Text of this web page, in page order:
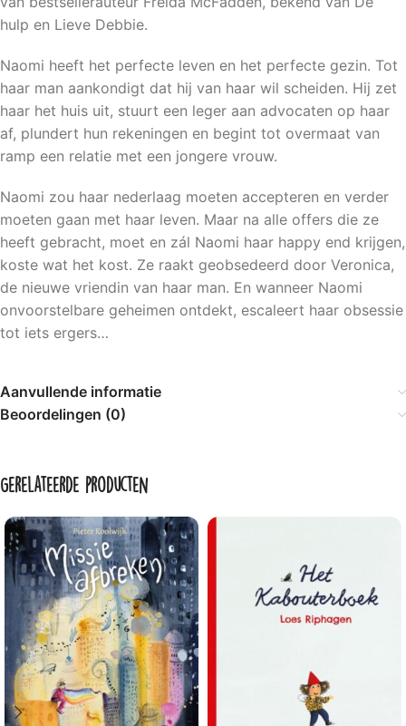
hulp en Lieve Debbie.
Naomi heeft het perfecte leven en het perfecte gezin. Tot
haar man aankondigt dat hij van haar wil scheiden. Hij zet
haar het huis uit, stuurt een leger aan advocaten op haar
af, plundert hun rekeningen en begint tot overmaat van
ramp een relatie met een jongere vrouw.
Naomi zou haar nederlaag moeten accepteren en verder
moeten gaan met haar leven. Maar na alle offers die ze
heeft gebracht, moet en zál Naomi haar happy end krijgen,
koste wat het kost. Ze raakt geobsedeerd door Veronica,
de nieuwe vriendin van haar man. En wanneer Naomi
onvoorstelbare geheimen ontdekt, escaleert haar obsessie
tot iets ergers…
Aanvullende informatie
Beoordelingen (0)
Gerelateerde producten